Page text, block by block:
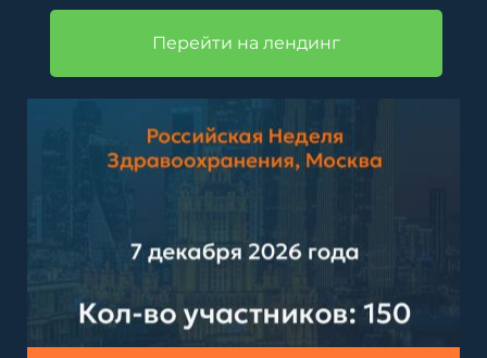
Перейти на лендинг